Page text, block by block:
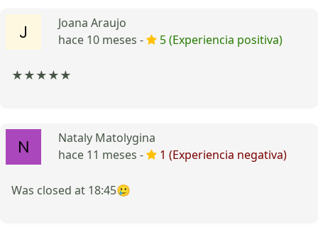
Joana Araujo
hace 10 meses -
5 (Experiencia positiva)
★★★★★
Nataly Matolygina
hace 11 meses -
1 (Experiencia negativa)
Was closed at 18:45🥲